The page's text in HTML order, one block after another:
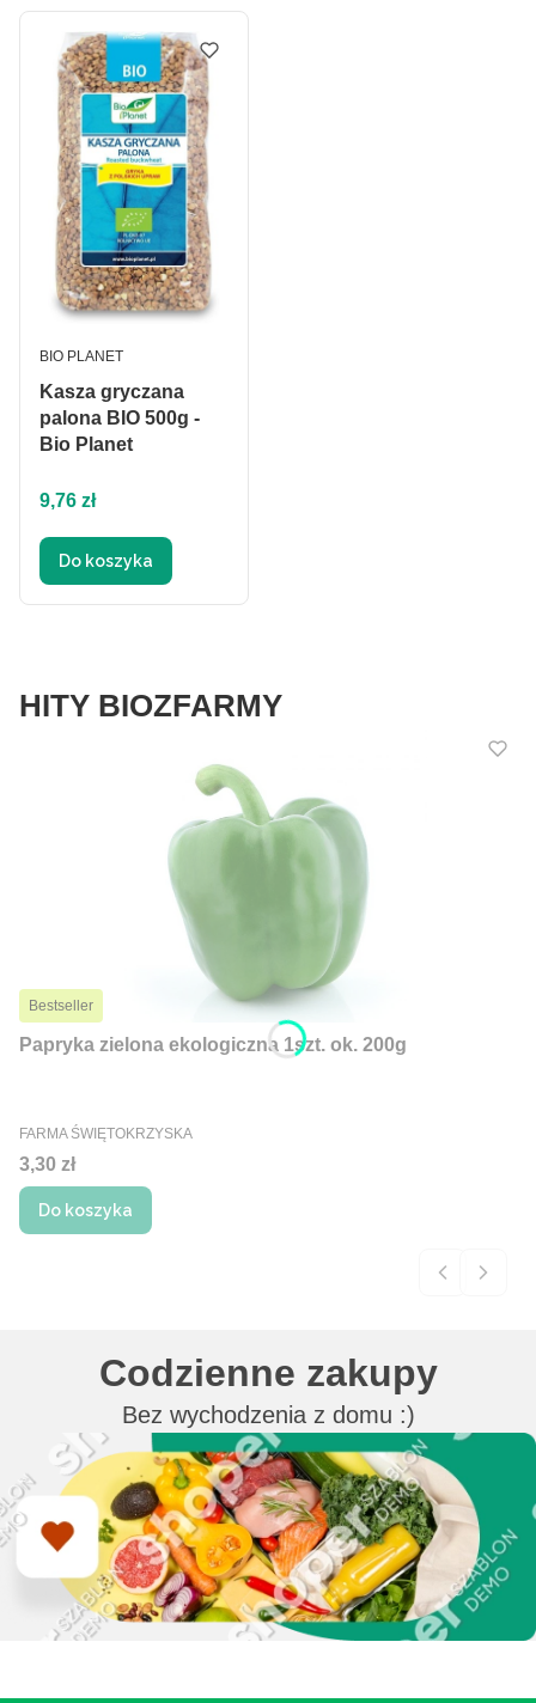
Kasza gryczana
palona BIO 500g -
Bio Planet
PRODUCENT
BIO PLANET
Cena
9,76 zł
Do koszyka
HITY BIOZFARMY
Bestseller
Papryka zielona ekologiczna 1szt. ok. 200g
PRODUCENT
FARMA ŚWIĘTOKRZYSKA
Cena
3,30 zł
Do koszyka
Codzienne zakupy
Bez wychodzenia z domu :)